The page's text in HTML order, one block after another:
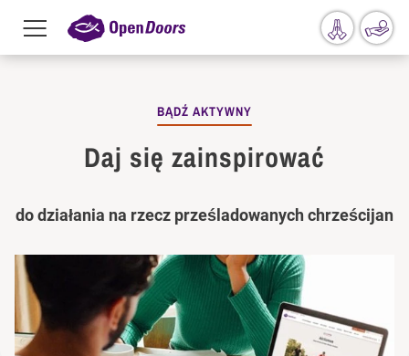
Przejdź do treści
Menu
toggle
BĄDŹ AKTYWNY
Daj się zainspirować
do działania na rzecz prześladowanych chrześcijan